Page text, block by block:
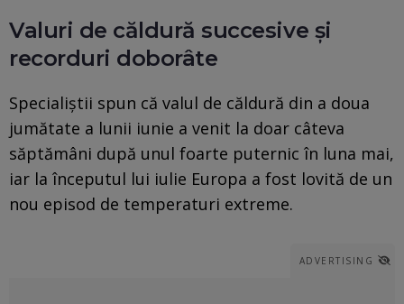
Valuri de căldură succesive și
recorduri doborâte
Specialiștii spun că valul de căldură din a doua
jumătate a lunii iunie a venit la doar câteva
săptămâni după unul foarte puternic în luna mai,
iar la începutul lui iulie Europa a fost lovită de un
nou episod de temperaturi extreme.
ADVERTISING